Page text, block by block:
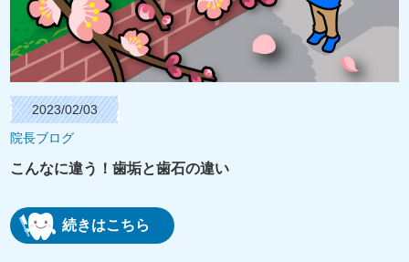
2023/02/03
院長ブログ
こんなに違う！歯垢と歯石の違い
続きはこちら